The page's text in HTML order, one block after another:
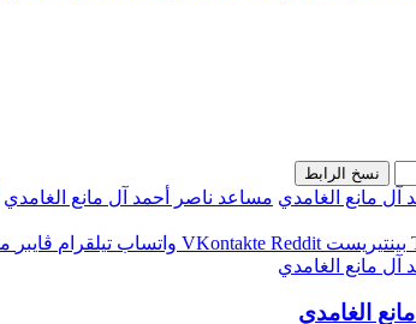
نسخ الرابط
مساعد ناصر أحمد آل مانع الغامدي
بينتيريست واتساب تيلقرام ڤايبر
الغامدي